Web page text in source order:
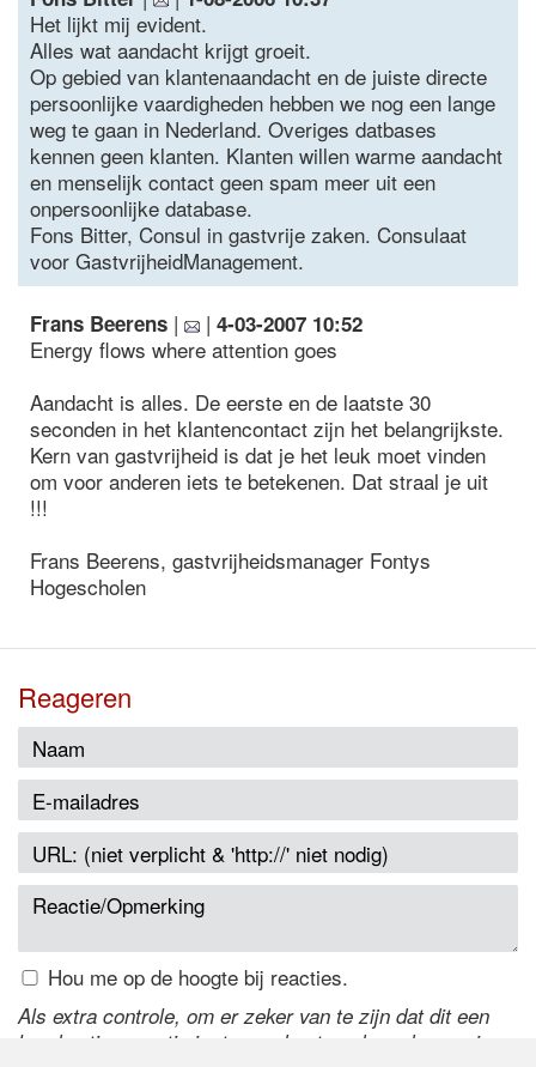
Het lijkt mij evident.
Alles wat aandacht krijgt groeit.
Op gebied van klantenaandacht en de juiste directe
persoonlijke vaardigheden hebben we nog een lange
weg te gaan in Nederland. Overiges datbases
kennen geen klanten. Klanten willen warme aandacht
en menselijk contact geen spam meer uit een
onpersoonlijke database.
Fons Bitter, Consul in gastvrije zaken. Consulaat
voor GastvrijheidManagement.
Frans Beerens | | 4-03-2007 10:52
Energy flows where attention goes
Aandacht is alles. De eerste en de laatste 30
seconden in het klantencontact zijn het belangrijkste.
Kern van gastvrijheid is dat je het leuk moet vinden
om voor anderen iets te betekenen. Dat straal je uit
!!!
Frans Beerens, gastvrijheidsmanager Fontys
Hogescholen
Reageren
Hou me op de hoogte bij reacties.
Als extra controle, om er zeker van te zijn dat dit een
handmatige reactie is, typ onderstaande code over in